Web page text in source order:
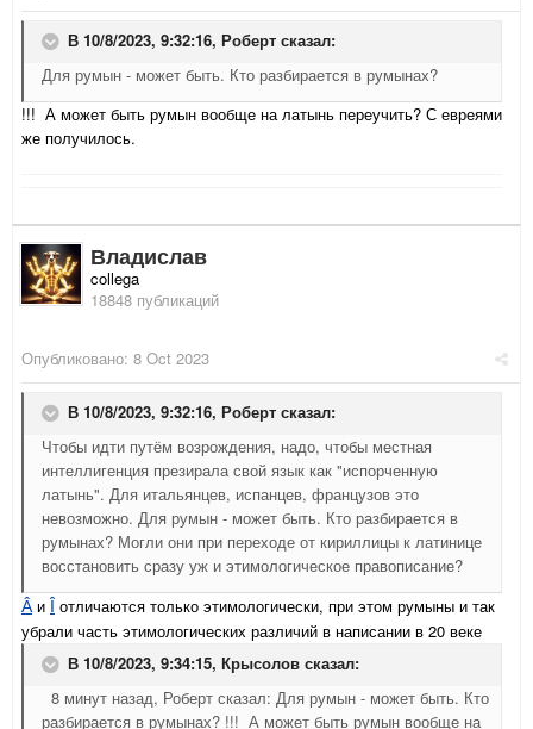
В 10/8/2023, 9:32:16, Роберт сказал:
Для румын - может быть. Кто разбирается в румынах?
!!! А может быть румын вообще на латынь переучить? С евреями
же получилось.
Владислав
collega
18848 публикаций
Опубликовано: 8 Oct 2023
В 10/8/2023, 9:32:16, Роберт сказал:
Чтобы идти путём возрождения, надо, чтобы местная
интеллигенция презирала свой язык как "испорченную
латынь". Для итальянцев, испанцев, французов это
невозможно. Для румын - может быть. Кто разбирается в
румынах? Могли они при переходе от кириллицы к латинице
восстановить сразу уж и этимологическое правописание?
ÂиÎ отличаются только этимологически, при этом румыны и так
убрали часть этимологических различий в написании в 20 веке
В 10/8/2023, 9:34:15, Крысолов сказал:
8 минут назад, Роберт сказал: Для румын - может быть. Кто
разбирается в румынах? !!! А может быть румын вообще на